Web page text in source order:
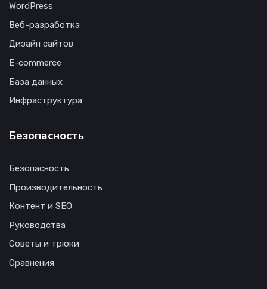
WordPress
Веб-разработка
Дизайн сайтов
E-commerce
База данных
Инфраструктура
Безопасность
Безопасность
Производительность
Контент и SEO
Руководства
Советы и трюки
Сравнения